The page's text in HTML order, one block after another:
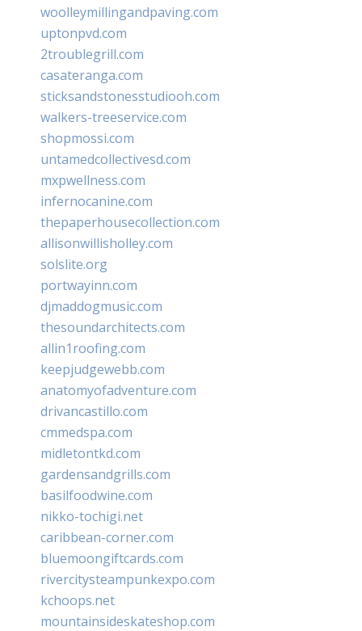
woolleymillingandpaving.com
uptonpvd.com
2troublegrill.com
casateranga.com
sticksandstonesstudiooh.com
walkers-treeservice.com
shopmossi.com
untamedcollectivesd.com
mxpwellness.com
infernocanine.com
thepaperhousecollection.com
allisonwillisholley.com
solslite.org
portwayinn.com
djmaddogmusic.com
thesoundarchitects.com
allin1roofing.com
keepjudgewebb.com
anatomyofadventure.com
drivancastillo.com
cmmedspa.com
midletontkd.com
gardensandgrills.com
basilfoodwine.com
nikko-tochigi.net
caribbean-corner.com
bluemoongiftcards.com
rivercitysteampunkexpo.com
kchoops.net
mountainsideskateshop.com